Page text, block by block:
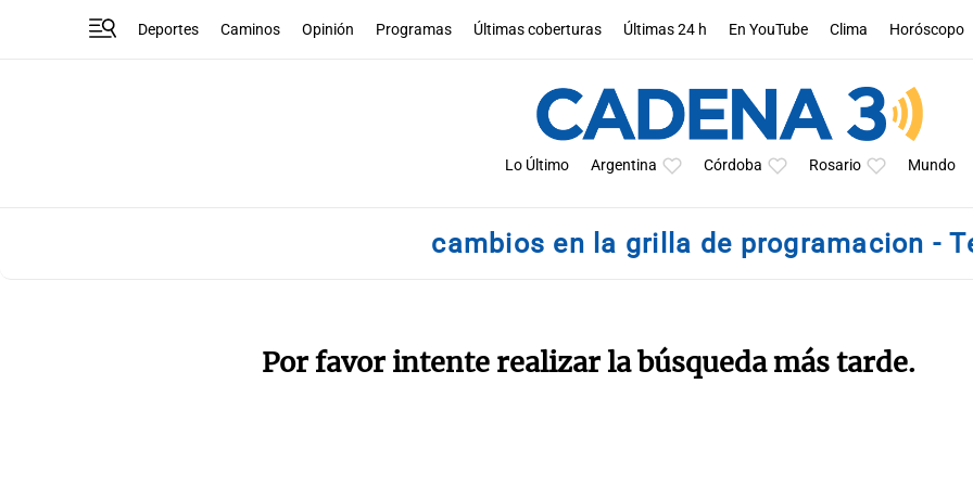
Deportes Caminos Opinión Programas Últimas coberturas Últimas 24 h En YouTube Clima Horóscopo
Lo Último Argentina Córdoba Rosario Mundo
cambios en la grilla de programacion -
Por favor intente realizar la búsqueda más tarde.